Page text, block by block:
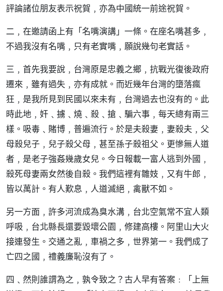
評論諸位朋友表示祝賀﹐亦為中國統一前途祝賀。
二﹐在邀請函上有「名嘴演講」一條。在座名嘴甚多﹐
不過我沒有名嘴﹐只有老實嘴﹐願說幾句老實話。
三﹐首先我要說﹐台灣原是忠義之鄉﹐抗戰光復後政府
遷來﹐雖有過失﹐亦有成就。而近幾年台灣的墮落瘋
狂﹐是我所見到民國以來未有﹐台灣過去也沒有的。此
時此地﹐奸﹑擄﹑燒﹑殺﹑搶﹑騙六事﹐每天總有兩三
樣。吸毒﹑賭博﹐普遍流行。於是夫殺妻﹐妻殺夫﹐父
母殺兒子﹐兒子殺父母﹐甚至孫子殺祖父。更慘無人道
者﹐是老子強姦幾歲女兒。今日報載一富人逃到外國﹐
殺死母妻兩女然後自殺。我們這裡有雛妓﹐又有牛郎﹐
皆以萬計。有人歎息﹐人道滅絕﹐禽獸不如。
另一方面﹐許多河流成為臭水溝﹐台北空氣常不宜人類
呼吸﹐台北縣長還要毀壞公園﹐修建高樓。阿里山大火
接連發生。交通之亂﹐車禍之多﹐世界第一。我們成了
亡四之國﹐禮義廉恥沒有了。
四﹑然則誰謂為之﹐孰令致之？古人早有答案﹕「上無